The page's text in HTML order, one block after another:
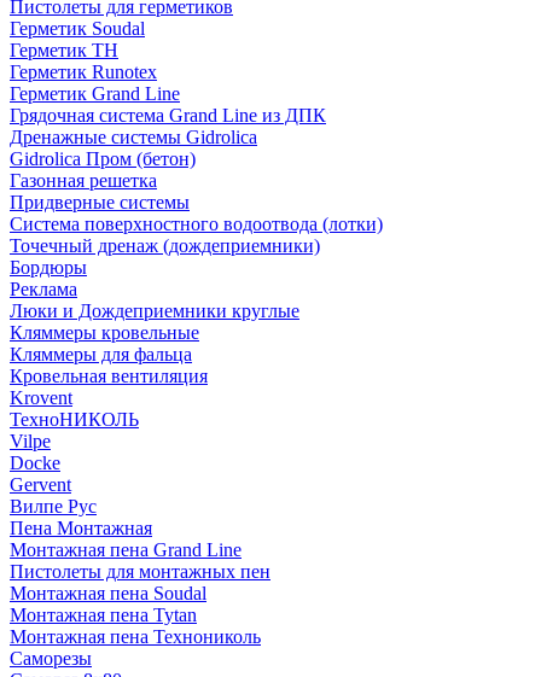
Пистолеты для герметиков
Герметик Soudal
Герметик ТН
Герметик Runotex
Герметик Grand Line
Грядочная система Grand Line из ДПК
Дренажные системы Gidrolica
Gidrolica Пром (бетон)
Газонная решетка
Придверные системы
Система поверхностного водоотвода (лотки)
Точечный дренаж (дождеприемники)
Бордюры
Рекламa
Люки и Дождеприемники круглые
Кляммеры кровельные
Кляммеры для фальца
Кровельная вентиляция
Krovent
ТехноНИКОЛЬ
Vilpe
Docke
Gervent
Вилпе Рус
Пена Монтажнaя
Монтажная пена Grand Linе
Пистолеты для монтажных пен
Монтажная пена Soudal
Монтажная пена Tytan
Монтажная пена Технониколь
Саморезы